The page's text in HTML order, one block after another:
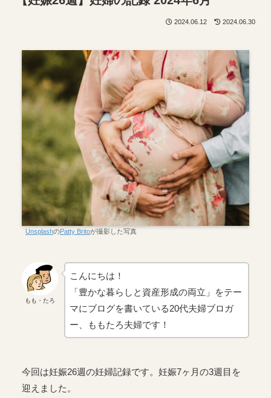
2024.06.12 2024.06.30
UnsplashのPatty Britoが撮影した写真
もも・たろ
こんにちは！
「豊かな暮らしと資産形成の両立」をテー
マにブログを書いている20代夫婦ブロガ
ー、ももたろ夫婦です！
今回は妊娠26週の妊婦記録です。妊娠7ヶ月の3週目を
迎えました。